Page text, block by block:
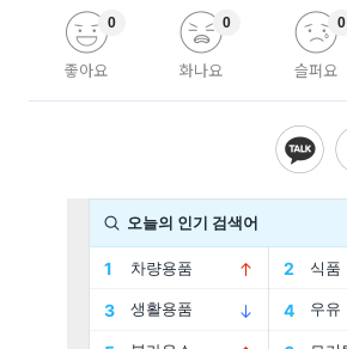
좋아요
0
화나요
0
슬퍼요
0